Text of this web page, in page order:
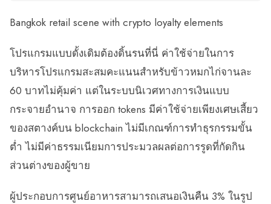
Bangkok retail scene with crypto loyalty elements
โปรแกรมแบบดั้งเดิมต้องดิ้นรนที่นี่ ค่าใช้จ่ายในการ
บริหารโปรแกรมสะสมคะแนนสำหรับข้าวหมกไก่จานละ
60 บาทไม่คุ้มค่า แต่ในระบบนิเวศทางการเงินแบบ
กระจายอำนาจ การออก tokens มีค่าใช้จ่ายเพียงเศษเสี้ยว
ของสตางค์บน blockchain ไม่มีเกณฑ์การทำธุรกรรมขั้น
ต่ำ ไม่มีค่าธรรมเนียมการประมวลผลต่อการรูดที่กัดกิน
ส่วนต่างของผู้ขาย
ผู้ประกอบการศูนย์อาหารสามารถเสนอเงินคืน 3% ในรูป